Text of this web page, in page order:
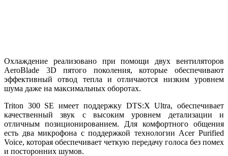
Охлаждение реализовано при помощи двух вентиляторов
AeroBlade 3D пятого поколения, которые обеспечивают
эффективный отвод тепла и отличаются низким уровнем
шума даже на максимальных оборотах.
Triton 300 SE имеет поддержку DTS:X Ultra, обеспечивает
качественный звук с высоким уровнем детализации и
отличным позиционированием. Для комфортного общения
есть два микрофона с поддержкой технологии Acer Purified
Voice, которая обеспечивает четкую передачу голоса без помех
и посторонних шумов.